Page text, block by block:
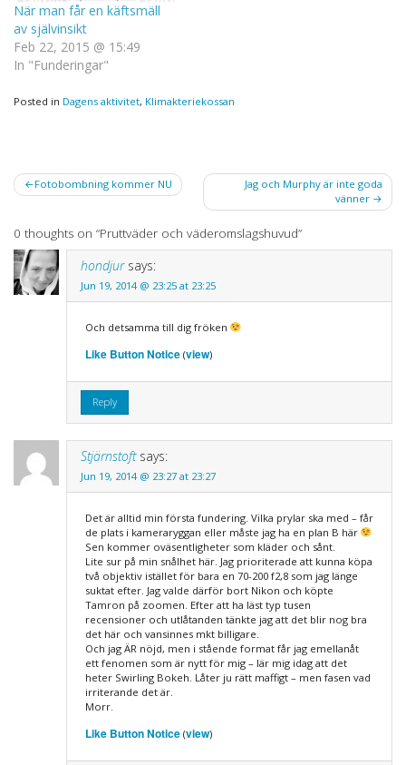
När man får en käftsmäll
av självinsikt
Feb 22, 2015 @ 15:49
In "Funderingar"
Posted in Dagens aktivitet, Klimakteriekossan
PostFotobombning kommer NU
Jag och Murphy är inte goda
vänner
0 thoughts on “Pruttväder och väderomslagshuvud”
hondjur says:
Jun 19, 2014 @ 23:25 at 23:25
Och detsamma till dig fröken
Like Button Notice(view)
Reply
Stjärnstoft says:
Jun 19, 2014 @ 23:27 at 23:27
Det är alltid min första fundering. Vilka prylar ska med – får
de plats i kameraryggan eller måste jag ha en plan B här
Sen kommer oväsentligheter som kläder och sånt.
Lite sur på min snålhet här. Jag prioriterade att kunna köpa
två objektiv istället för bara en 70-200 f2,8 som jag länge
suktat efter. Jag valde därför bort Nikon och köpte
Tamron på zoomen. Efter att ha läst typ tusen
recensioner och utlåtanden tänkte jag att det blir nog bra
det här och vansinnes mkt billigare.
Och jag ÄR nöjd, men i stående format får jag emellanåt
ett fenomen som är nytt för mig – lär mig idag att det
heter Swirling Bokeh. Låter ju rätt maffigt – men fasen vad
irriterande det är.
Morr.
Like Button Notice(view)